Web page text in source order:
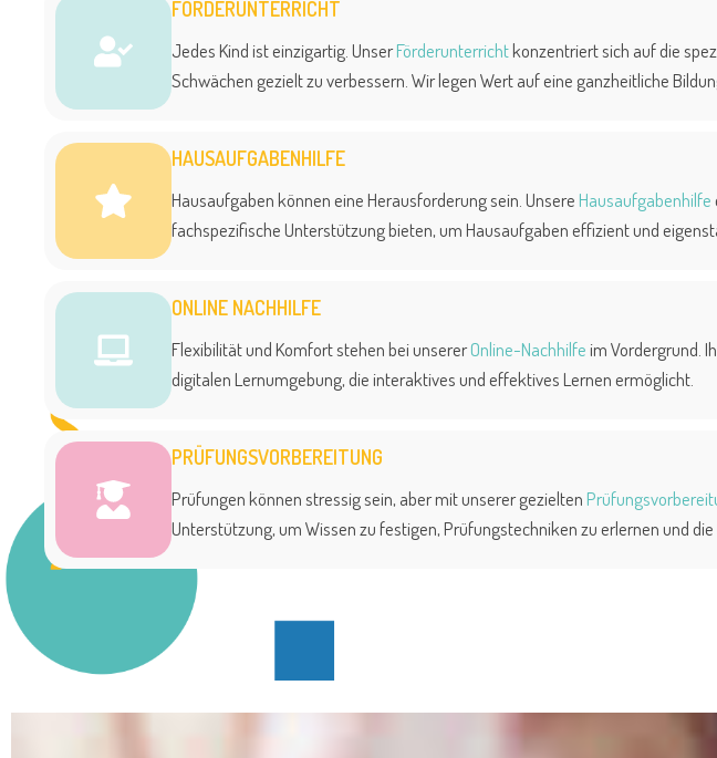
FÖRDERUNTERRICHT
Jedes Kind ist einzigartig. UnserFörderunterrichtkonzentriert sich auf die
Schwächen gezielt zu verbessern. Wir legen Wert auf eine ganzheitliche
HAUSAUFGABENHILFE
Hausaufgaben können eine Herausforderung sein. UnsereHausaufgabenhilfe
fachspezifische Unterstützung bieten, um Hausaufgaben effizient und
ONLINE NACHHILFE
Flexibilität und Komfort stehen bei unsererOnline-Nachhilfeim Vordergrund.
digitalen Lernumgebung, die interaktives und effektives Lernen ermöglicht.
PRÜFUNGSVORBEREITUNG
Prüfungen können stressig sein, aber mit unserer gezielten
Unterstützung, um Wissen zu festigen, Prüfungstechniken zu erlernen und